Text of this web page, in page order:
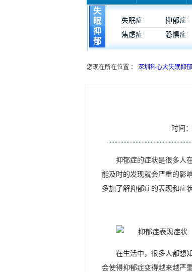
失
眠
抑
郁
失眠症
抑郁症
焦虑症
恐惧症
您现在所在位置 ： 深圳科心大失眠抑
时间
抑郁症的症状是很多人
能及时的发现就会严重的影
多加了解抑郁症的表现和症
在生活中，很多人都想
会使得抑郁症变得越来越严